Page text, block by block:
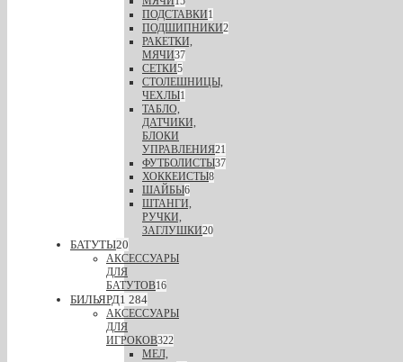
ПОДСТАВКИ1
ПОДШИПНИКИ2
РАКЕТКИ,
МЯЧИ37
СЕТКИ5
СТОЛЕШНИЦЫ,
ЧЕХЛЫ1
ТАБЛО,
ДАТЧИКИ,
БЛОКИ
УПРАВЛЕНИЯ21
ФУТБОЛИСТЫ37
ХОККЕИСТЫ8
ШАЙБЫ6
ШТАНГИ,
РУЧКИ,
ЗАГЛУШКИ20
БАТУТЫ20
АКСЕССУАРЫ
ДЛЯ
БАТУТОВ16
БИЛЬЯРД1 284
АКСЕССУАРЫ
ДЛЯ
ИГРОКОВ322
МЕЛ,